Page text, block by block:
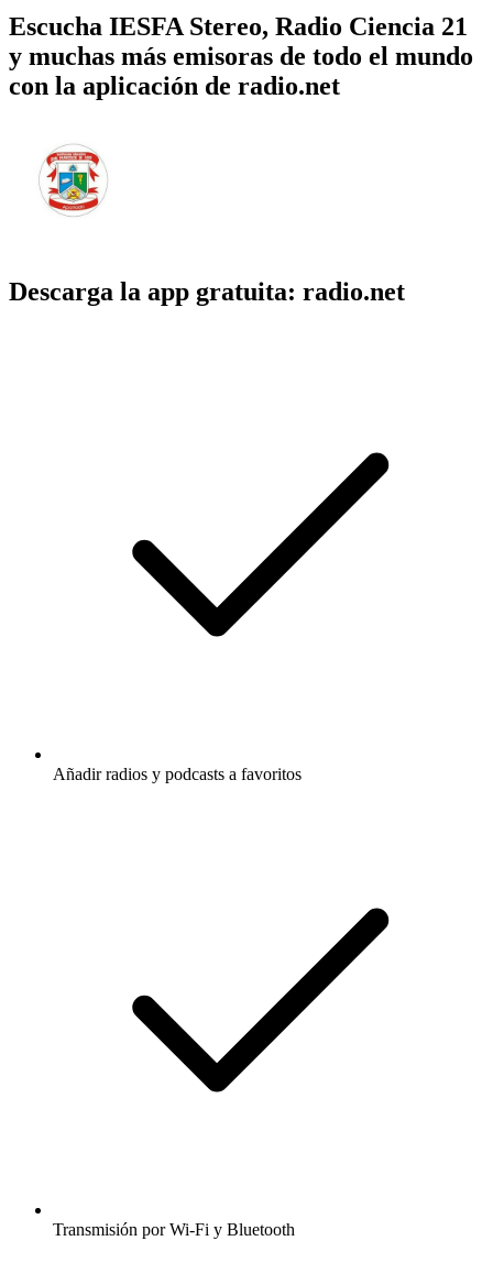
Escucha IESFA Stereo, Radio Ciencia 21
y muchas más emisoras de todo el mundo
con la aplicación de radio.net
Descarga la app gratuita: radio.net
Añadir radios y podcasts a favoritos
Transmisión por Wi-Fi y Bluetooth